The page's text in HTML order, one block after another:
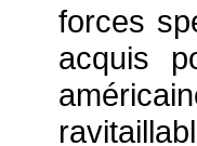
forces
acquis